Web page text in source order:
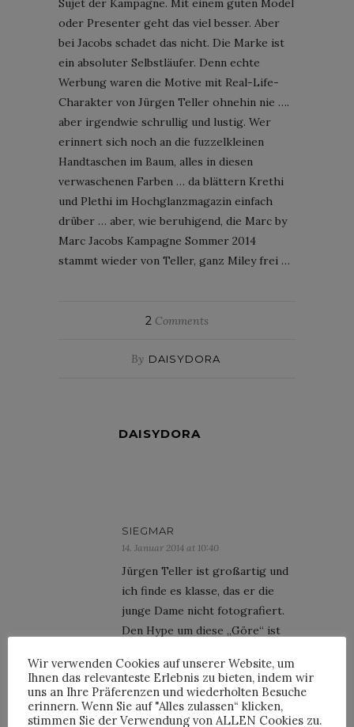
oder Presenter geht das viel besser. Aber
bei Jacobs schadet das nicht. Die Marke ist
ein absoluter Selbstläufer. Denn echte
Werbung waren die Motive mit Real-Life-
Charakter von Jürgen Teller ohnehin nie ….
aber irgendwie schrullig und lustig. Wer
erinnert sich noch an die fuzzelkleinen
Handtaschen im Baum, alles in diesen
verwaschenen Farben … da blättern Krethi
und Plethi im Hochglanzmagazin einfach
drüber … aber, wie beruhigend, die Marc by
Marc Jacobs Kampagne Sommer 2014
stammt wieder von Teller, ganz Miley frei …
2 Comments
By DAISYDORA
DAISYDORA
SIEGMAR
14. Januar 2014 at 10:40
Jürgen Teller ist großartig und
ich finde es klasse, das er die
junge Dame nicht fotografiert.
Den Hype um diese „Göre“ ist
letztes Jahr in Tegel am
Flughafen erleben dürfen.
Grosses Aufgebot an
Wir verwenden Cookies auf unserer Website, um
Ihnen das relevanteste Erlebnis zu bieten, indem wir
uns an Ihre Präferenzen und wiederholten Besuche
erinnern. Wenn Sie auf "Alles zulassen“ klicken,
stimmen Sie der Verwendung von ALLEN Cookies zu.